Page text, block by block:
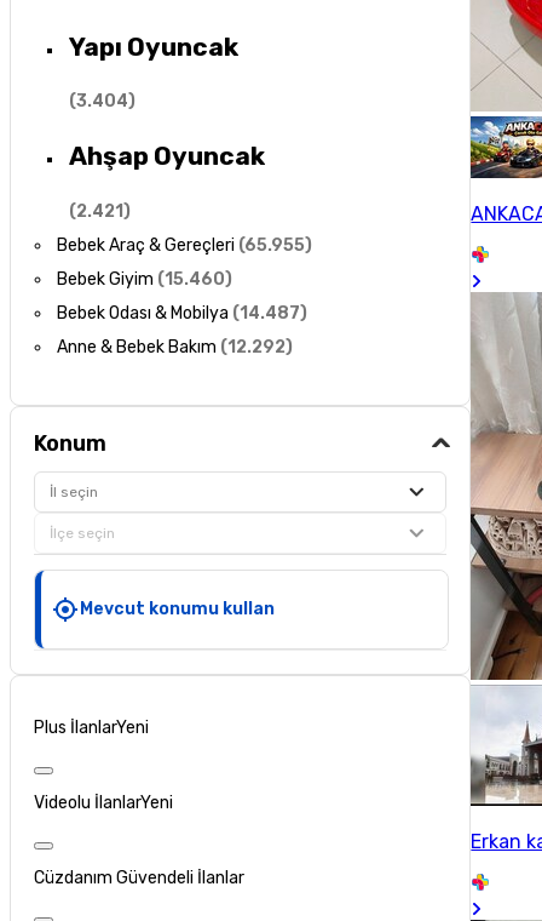
Yapı Oyuncak
(3.404)
Ahşap Oyuncak
(2.421)
Bebek Araç & Gereçleri (65.955)
Bebek Giyim (15.460)
Bebek Odası & Mobilya (14.487)
Anne & Bebek Bakım (12.292)
Konum
İl seçin
İlçe seçin
Mevcut konumu kullan
Plus İlanlarYeni
Videolu İlanlarYeni
Cüzdanım Güvendeli İlanlar
Erkan